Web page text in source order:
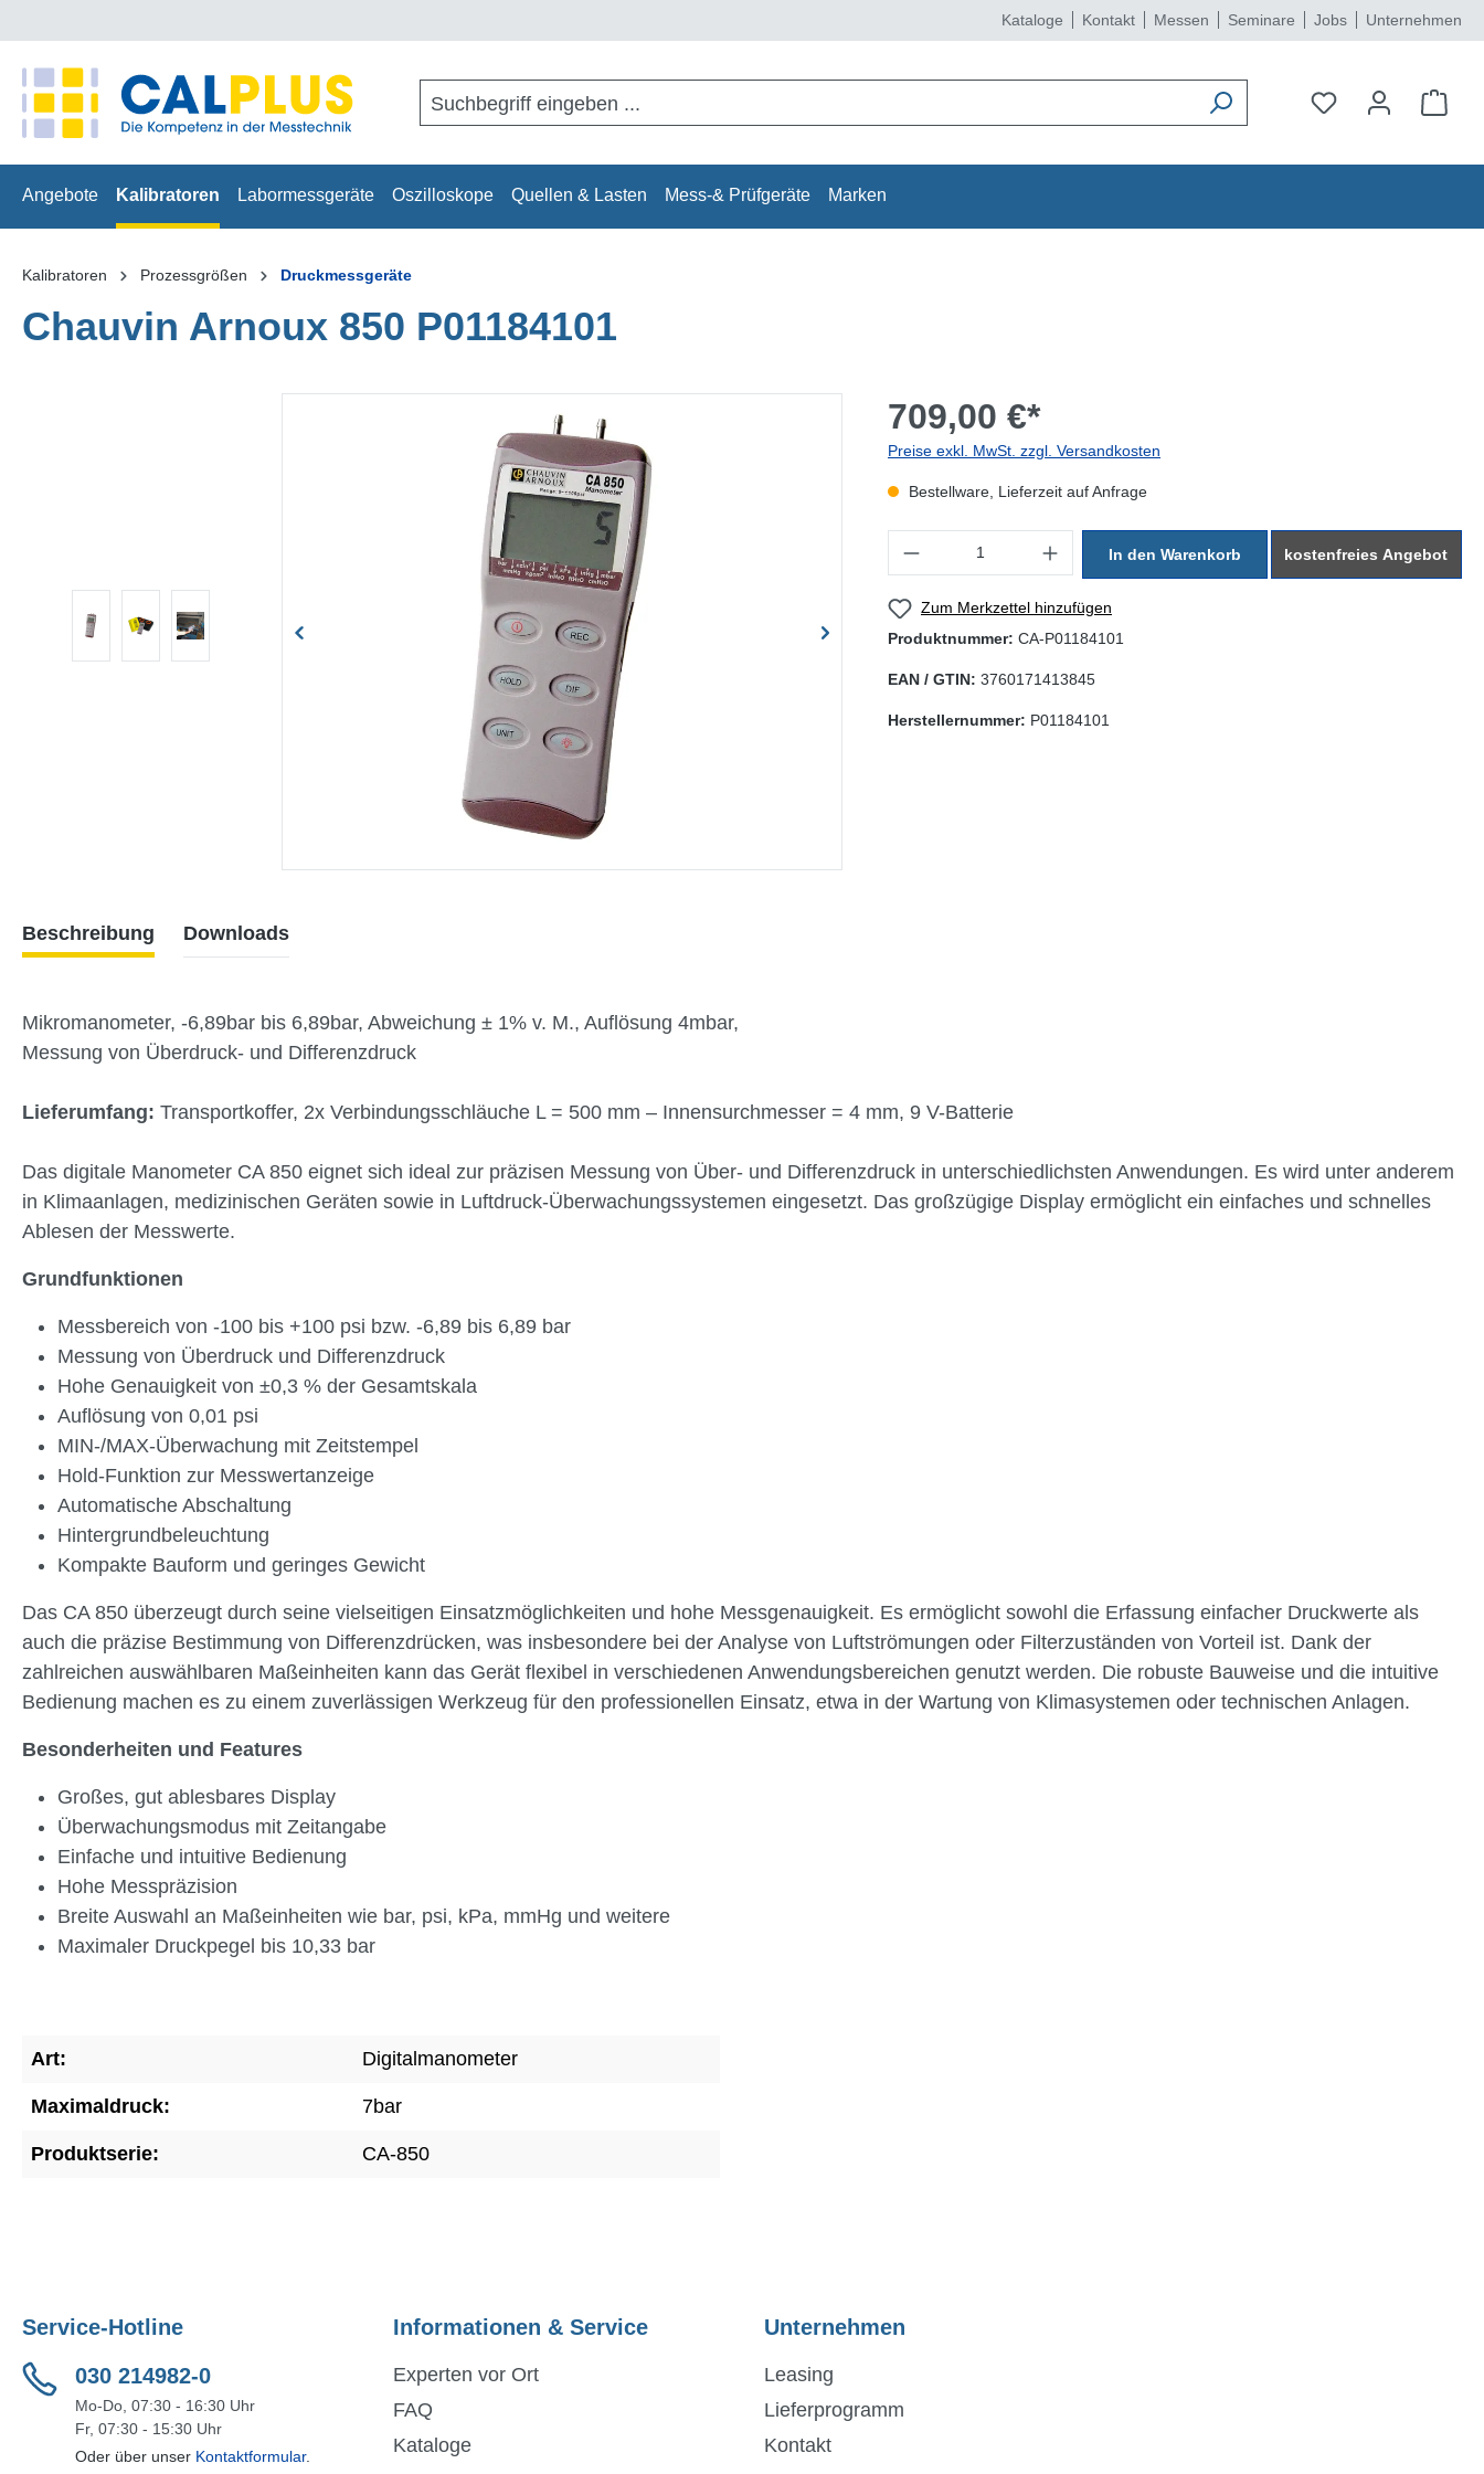
Kataloge Kontakt Messen Seminare Jobs Unternehmen
Angebote Kalibratoren Labormessgeräte Oszilloskope Quellen & Lasten Mess-& Prüfgeräte Marken
Kalibratoren Prozessgrößen Druckmessgeräte
Chauvin Arnoux 850 P01184101
709,00 €*
Preise exkl. MwSt. zzgl. Versandkosten
Bestellware, Lieferzeit auf Anfrage
In den Warenkorb
kostenfreies Angebot
Zum Merkzettel hinzufügen
Produktnummer: CA-P01184101
EAN / GTIN: 3760171413845
Herstellernummer: P01184101
Beschreibung Downloads
Mikromanometer, -6,89bar bis 6,89bar, Abweichung ± 1% v. M., Auflösung 4mbar,
Messung von Überdruck- und Differenzdruck
Lieferumfang: Transportkoffer, 2x Verbindungsschläuche L = 500 mm – Innensurchmesser = 4 mm, 9 V-Batterie
Das digitale Manometer CA 850 eignet sich ideal zur präzisen Messung von Über- und Differenzdruck in unterschiedlichsten Anwendungen. Es wird unter anderem
in Klimaanlagen, medizinischen Geräten sowie in Luftdruck-Überwachungssystemen eingesetzt. Das großzügige Display ermöglicht ein einfaches und schnelles
Ablesen der Messwerte.
Grundfunktionen
Messbereich von -100 bis +100 psi bzw. -6,89 bis 6,89 bar
Messung von Überdruck und Differenzdruck
Hohe Genauigkeit von ±0,3 % der Gesamtskala
Auflösung von 0,01 psi
MIN-/MAX-Überwachung mit Zeitstempel
Hold-Funktion zur Messwertanzeige
Automatische Abschaltung
Hintergrundbeleuchtung
Kompakte Bauform und geringes Gewicht
Das CA 850 überzeugt durch seine vielseitigen Einsatzmöglichkeiten und hohe Messgenauigkeit. Es ermöglicht sowohl die Erfassung einfacher Druckwerte als
auch die präzise Bestimmung von Differenzdrücken, was insbesondere bei der Analyse von Luftströmungen oder Filterzuständen von Vorteil ist. Dank der
zahlreichen auswählbaren Maßeinheiten kann das Gerät flexibel in verschiedenen Anwendungsbereichen genutzt werden. Die robuste Bauweise und die intuitive
Bedienung machen es zu einem zuverlässigen Werkzeug für den professionellen Einsatz, etwa in der Wartung von Klimasystemen oder technischen Anlagen.
Besonderheiten und Features
Großes, gut ablesbares Display
Überwachungsmodus mit Zeitangabe
Einfache und intuitive Bedienung
Hohe Messpräzision
Breite Auswahl an Maßeinheiten wie bar, psi, kPa, mmHg und weitere
Maximaler Druckpegel bis 10,33 bar
Art: Digitalmanometer
Maximaldruck: 7bar
Produktserie: CA-850
Service-Hotline
030 214982-0
Mo-Do, 07:30 - 16:30 Uhr
Fr, 07:30 - 15:30 Uhr
Oder über unser Kontaktformular.
Informationen & Service
Experten vor Ort
FAQ
Kataloge
Unternehmen
Leasing
Lieferprogramm
Kontakt